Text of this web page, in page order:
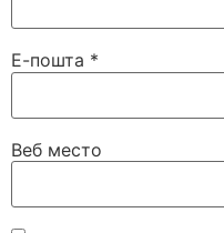
Е-пошта *
Веб место